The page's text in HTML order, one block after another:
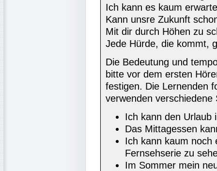
Ich kann es kaum
Kann unsre Zukunft
Mit dir durch Höhen zu
Jede Hürde, die kommt,
Die Bedeutung und
bitte vor dem ersten
festigen. Die Lernenden
verwenden verschiedene
Ich kann den Urlaub
Das Mittagessen
Ich kann kaum noch
Fernsehserie zu
Im Sommer mein